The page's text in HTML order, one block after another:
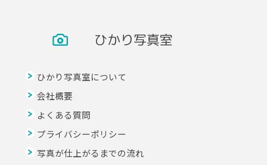
ひかり写真室
ひかり写真室について
会社概要
よくある質問
プライバシーポリシー
写真が仕上がるまでの流れ